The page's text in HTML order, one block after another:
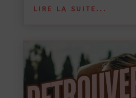
LIRE LA SUITE...